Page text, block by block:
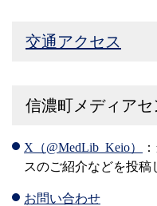
交通アクセス
信濃町メディア
X（@MedLib_Keio）
スのご紹介などを投稿
お問い合わせ